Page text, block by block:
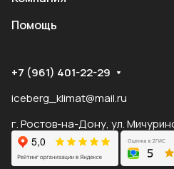
Помощь
+7 (961) 401-22-29
iceberg_klimat@mail.ru
г. Ростов-на-Дону, ул.